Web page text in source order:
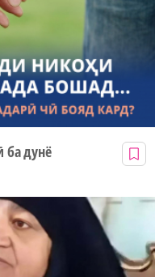
ба дунё